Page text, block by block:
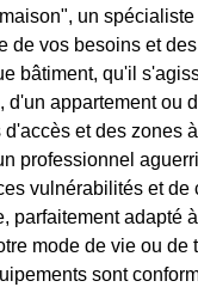
un
de vos besoins et
bâtiment, qu'il
appartement ou
et des zones
professionnel
vulnérabilités et de
parfaitement adapté
mode de vie ou de
sont